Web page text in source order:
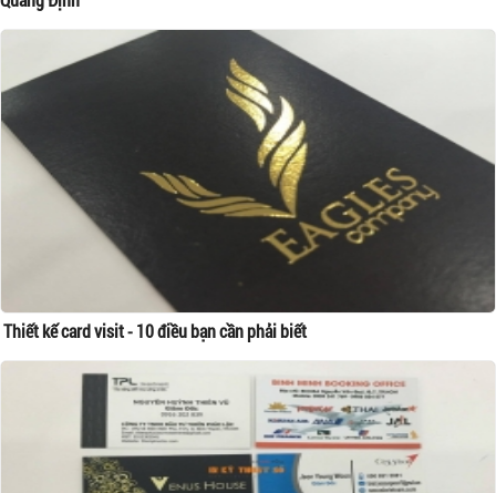
Thiết kế card visit - 10 điều bạn cần phải biết